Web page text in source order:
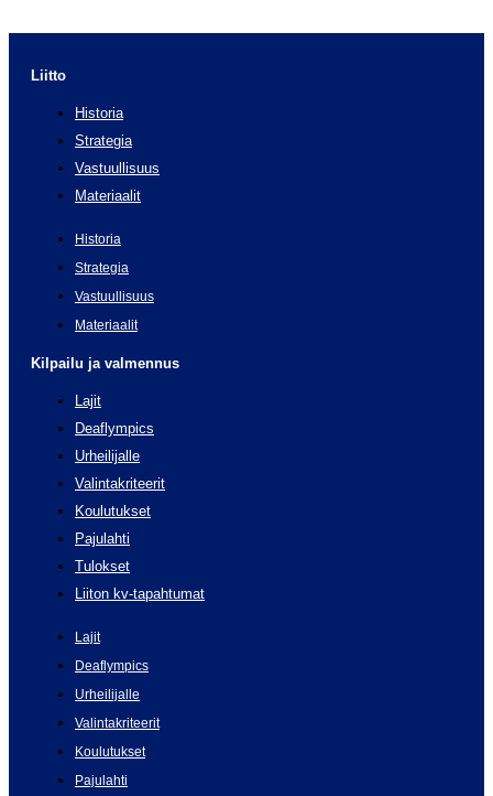
Liitto
Historia
Strategia
Vastuullisuus
Materiaalit
Historia
Strategia
Vastuullisuus
Materiaalit
Kilpailu ja valmennus
Lajit
Deaflympics
Urheilijalle
Valintakriteerit
Koulutukset
Pajulahti
Tulokset
Liiton kv-tapahtumat
Lajit
Deaflympics
Urheilijalle
Valintakriteerit
Koulutukset
Pajulahti